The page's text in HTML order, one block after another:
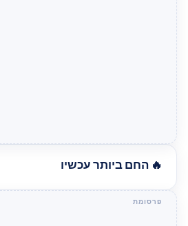
🔥 החם ביותר עכשיו